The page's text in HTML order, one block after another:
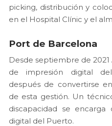
picking, distribución y
en el Hospital Clínic y el
Port de Barcelona
Desde septiembre de
de impresión digital
después de convertirse
de esta gestión. Un
discapacidad se
digital del Puerto.